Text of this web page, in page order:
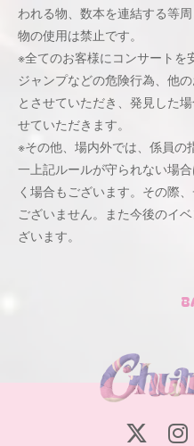
われる物、数本を連結する等
物の使⽤は禁⽌です。
※全てのお客様にコンサートを
ジャンプなどの危険⾏為、他
とさせていただき、発⾒した
せていただきます。
※その他、場内外では、係員の
一上記ルールが守られない場
く場合もございます。その際
ございません。また今後のイ
ざいます。